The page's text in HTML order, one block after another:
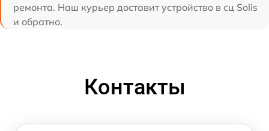
ремонта. Наш курьер доставит устройство в сц Solis
и обратно.
Контакты